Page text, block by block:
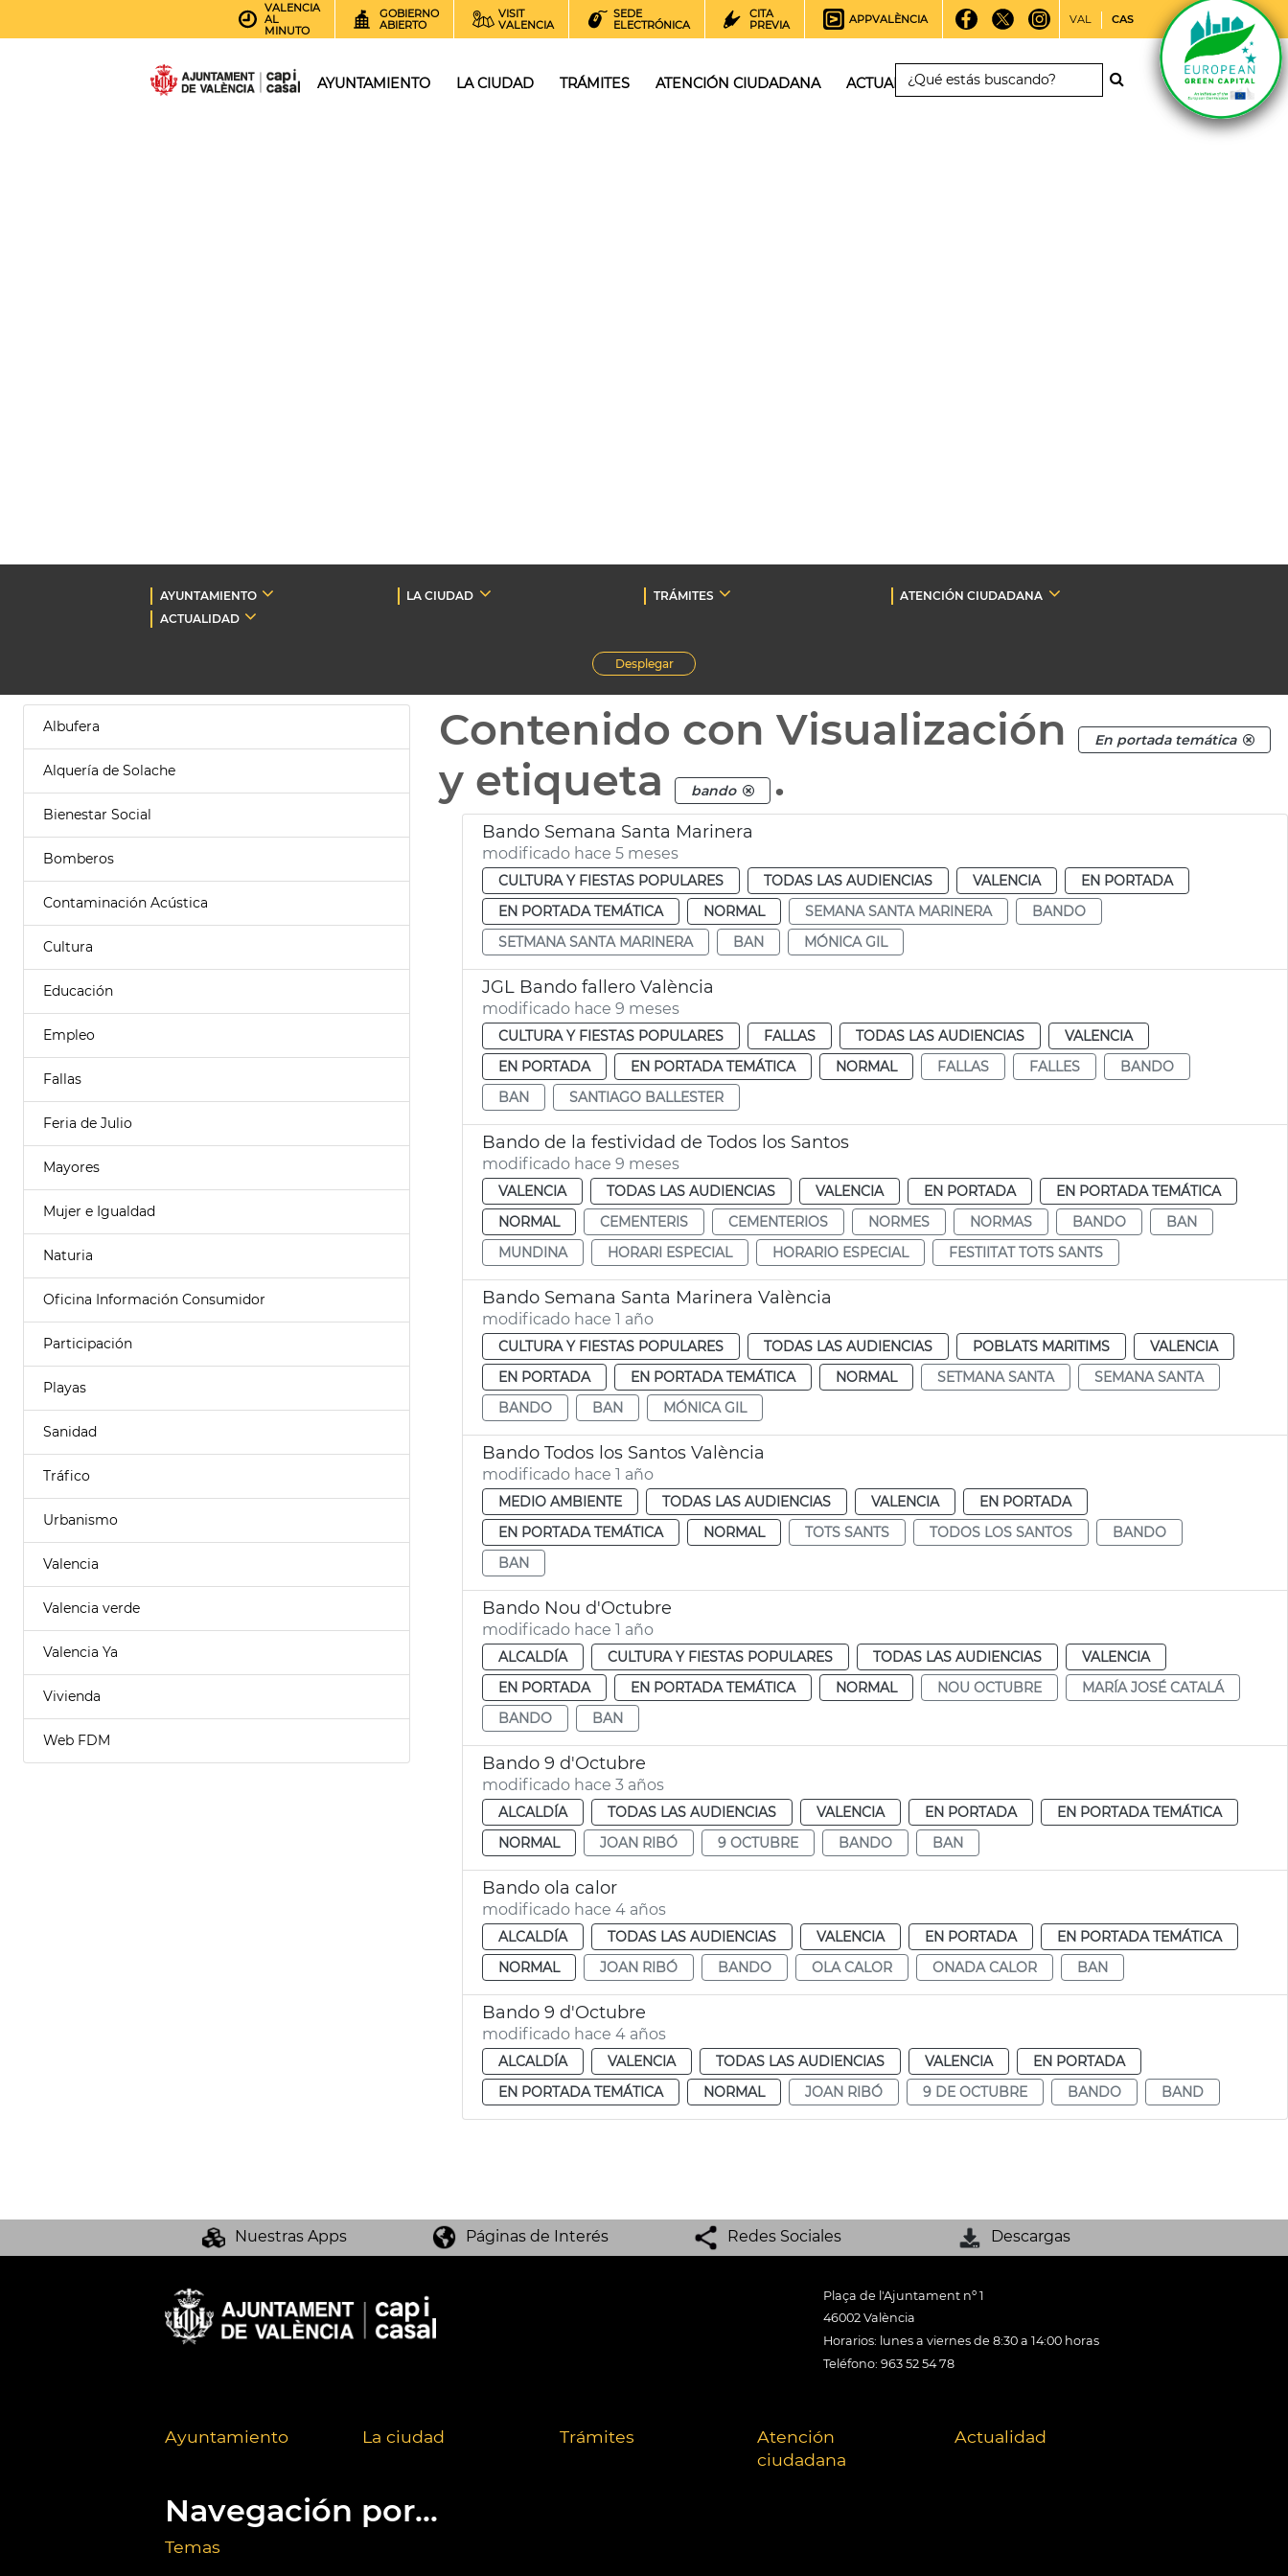
VALENCIA
AL
MINUTO
GOBIERNO
ABIERTO
VISIT
VALENCIA
SEDE
ELECTRÓNICA
CITA
PREVIA
APPVALÈNCIA VAL CAS
AYUNTAMIENTO LA CIUDAD TRÁMITES ATENCIÓN CIUDADANA ACTUALIDAD
AYUNTAMIENTO LA CIUDAD TRÁMITES
ATENCIÓN CIUDADANA
ACTUALIDAD
Desplegar
Albufera
Alquería de Solache
Bienestar Social
Bomberos
Contaminación Acústica
Cultura
Educación
Empleo
Fallas
Feria de Julio
Mayores
Mujer e Igualdad
Naturia
Oficina Información Consumidor
Participación
Playas
Sanidad
Tráfico
Urbanismo
Valencia
Valencia verde
Valencia Ya
Vivienda
Web FDM
Contenido con Visualización En portada temática
y etiqueta bando .
Bando Semana Santa Marinera
modificado hace 5 meses
CULTURA Y FIESTAS POPULARES TODAS LAS AUDIENCIAS VALENCIA
EN PORTADA
EN PORTADA TEMÁTICA
NORMAL SEMANA SANTA MARINERA
BANDO
SETMANA SANTA MARINERA
BAN MÓNICA GIL
JGL Bando fallero València
modificado hace 9 meses
CULTURA Y FIESTAS POPULARES FALLAS TODAS LAS AUDIENCIAS
VALENCIA
EN PORTADA
EN PORTADA TEMÁTICA NORMAL FALLAS FALLES
BANDO
BAN
SANTIAGO BALLESTER
Bando de la festividad de Todos los Santos
modificado hace 9 meses
VALENCIA TODAS LAS AUDIENCIAS VALENCIA EN PORTADA
EN PORTADA TEMÁTICA
NORMAL
CEMENTERIS CEMENTERIOS NORMES NORMAS BANDO
BAN
MUNDINA
HORARI ESPECIAL HORARIO ESPECIAL FESTIITAT TOTS SANTS
Bando Semana Santa Marinera València
modificado hace 1 año
CULTURA Y FIESTAS POPULARES TODAS LAS AUDIENCIAS POBLATS MARITIMS
VALENCIA
EN PORTADA
EN PORTADA TEMÁTICA NORMAL SETMANA SANTA
SEMANA SANTA
BANDO
BAN MÓNICA GIL
Bando Todos los Santos València
modificado hace 1 año
MEDIO AMBIENTE TODAS LAS AUDIENCIAS VALENCIA
EN PORTADA
EN PORTADA TEMÁTICA
NORMAL TOTS SANTS TODOS LOS SANTOS
BANDO
BAN
Bando Nou d'Octubre
modificado hace 1 año
ALCALDÍA CULTURA Y FIESTAS POPULARES TODAS LAS AUDIENCIAS
VALENCIA
EN PORTADA
EN PORTADA TEMÁTICA NORMAL NOU OCTUBRE
MARÍA JOSÉ CATALÁ
BANDO
BAN
Bando 9 d'Octubre
modificado hace 3 años
ALCALDÍA TODAS LAS AUDIENCIAS VALENCIA EN PORTADA
EN PORTADA TEMÁTICA
NORMAL
JOAN RIBÓ 9 OCTUBRE BANDO BAN
Bando ola calor
modificado hace 4 años
ALCALDÍA TODAS LAS AUDIENCIAS VALENCIA EN PORTADA
EN PORTADA TEMÁTICA
NORMAL
JOAN RIBÓ BANDO OLA CALOR ONADA CALOR BAN
Bando 9 d'Octubre
modificado hace 4 años
ALCALDÍA VALENCIA TODAS LAS AUDIENCIAS VALENCIA
EN PORTADA
EN PORTADA TEMÁTICA
NORMAL JOAN RIBÓ 9 DE OCTUBRE BANDO BAND
Nuestras Apps Páginas de Interés Redes Sociales Descargas
Plaça de l'Ajuntament nº 1
46002 València
Horarios: lunes a viernes de 8:30 a 14:00 horas
Teléfono: 963 52 54 78
Ayuntamiento La ciudad Trámites
Atención
ciudadana
Actualidad
Navegación por...
Temas